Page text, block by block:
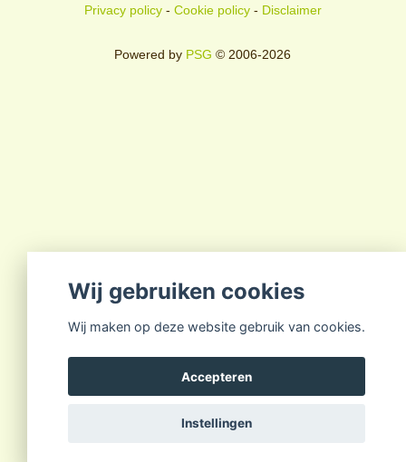
Privacy policy- Cookie policy- Disclaimer
Powered by PSG © 2006-2026
Wij gebruiken cookies
Wij maken op deze website gebruik van cookies.
Accepteren
Instellingen